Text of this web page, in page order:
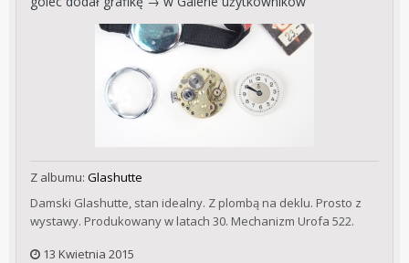
Z albumu: Glashutte
Damski Glashutte, stan idealny. Z plombą na deklu. Prosto z
wystawy. Produkowany w latach 30. Mechanizm Urofa 522.
13 Kwietnia 2015